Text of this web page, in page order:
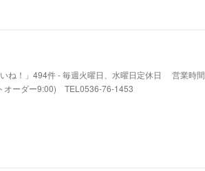
ね！」494件 - 毎週火曜日、水曜日定休日 営業時間
オーダー9:00) TEL0536-76-1453